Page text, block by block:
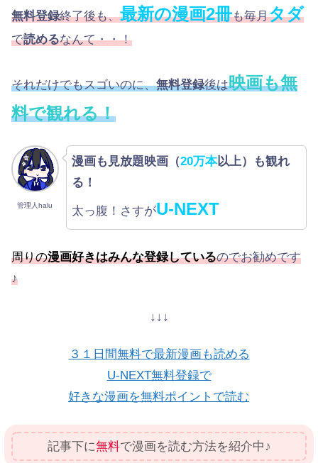
無料登録終了後も、最新の漫画2冊も毎月タダ
で読めるなんて・・！
それだけでもスゴいのに、無料登録後は映画も無
料で観れる！
管理人halu
漫画も見放題映画（20万本以上）も観れ
る！
太っ腹！さすがU-NEXT
周りの漫画好きはみんな登録しているのでお勧めです
♪
↓↓↓
３１日間無料で最新漫画も読める
U-NEXT無料登録で
好きな漫画を無料ポイントで読む
記事下に無料で漫画を読む方法を紹介中♪